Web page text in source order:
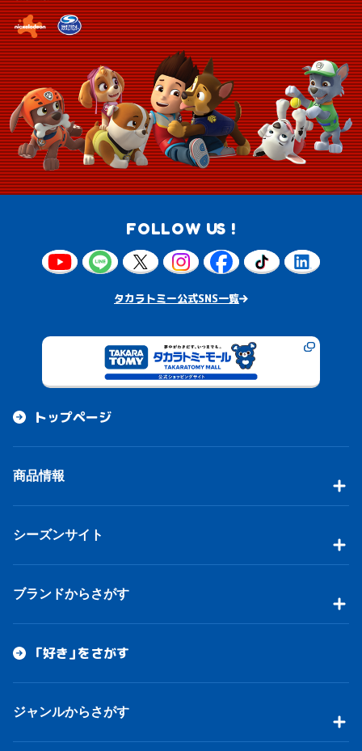
FOLLOW US !
タカラトミー公式SNS一覧
トップページ
商品情報
シーズンサイト
ブランドからさがす
「好き」をさがす
ジャンルからさがす